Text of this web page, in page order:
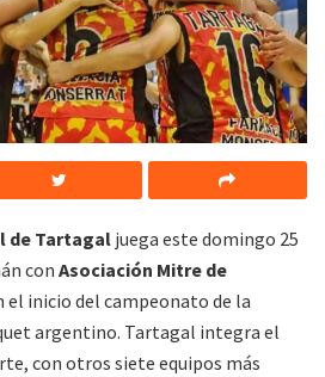
de Tartagal juega este domingo 25
con Asociación Mitre de
el inicio del campeonato de la
argentino. Tartagal integra el
con otros siete equipos más